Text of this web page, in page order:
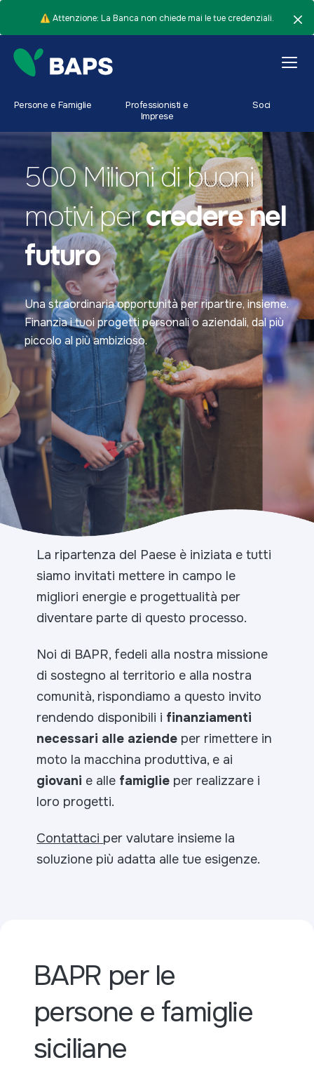
⚠️ Attenzione: La Banca non chiede mai le tue credenziali.
Persone e Famiglie
Professionisti e
Imprese
Soci
500 Milioni di buoni
motivipercredere nel
futuro
Una straordinaria opportunità per ripartire, insieme.
Finanzia i tuoi progetti personali o aziendali, dal più
piccolo al più ambizioso.
La ripartenza del Paese è iniziata e tutti
siamo invitati mettere in campo le
migliori energie e progettualità per
diventare parte di questo processo.
Noi di BAPR, fedeli alla nostra missione
di sostegno al territorio e alla nostra
comunità, rispondiamo a questo invito
rendendo disponibili i finanziamenti
necessari alle aziende per rimettere in
moto la macchina produttiva, e ai
giovani e alle famiglie per realizzare i
loro progetti.
Contattaci per valutare insieme la
soluzione più adatta alle tue esigenze.
BAPR per le
persone e famiglie
siciliane